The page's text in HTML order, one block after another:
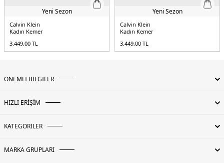
Yeni Sezon
Calvin Klein
Kadın Kemer
3.449,00 TL
Yeni Sezon
Calvin Klein
Kadın Kemer
3.449,00 TL
ÖNEMLİ BİLGİLER
HIZLI ERİŞİM
KATEGORİLER
MARKA GRUPLARI